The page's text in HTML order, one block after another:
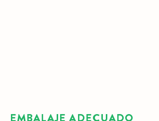
EMBALAJE ADECUADO